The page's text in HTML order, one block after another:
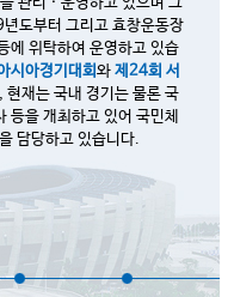
도부터 그리고 효창운동장
에 위탁하여 운영하고 있습
시아경기대회와 제24회 서
현재는 국내 경기는 물론 국
등을 개최하고 있어 국민체
담당하고 있습니다.